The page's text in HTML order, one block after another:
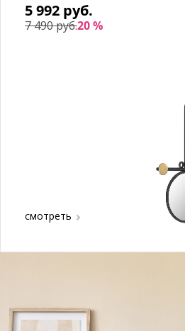
смотреть
5 992 руб.
7 490 руб.20 %